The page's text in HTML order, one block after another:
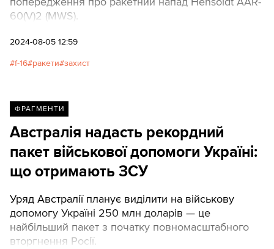
60(V)2 (MWS).
2024-08-05 12:59
f-16 ракети захист
ФРАГМЕНТИ
Австралія надасть рекордний
пакет військової допомоги Україні:
що отримають ЗСУ
Уряд Австралії планує виділити на військову
допомогу Україні 250 млн доларів — це
найбільший пакет з початку повномасштабного
вторгнення Росії.